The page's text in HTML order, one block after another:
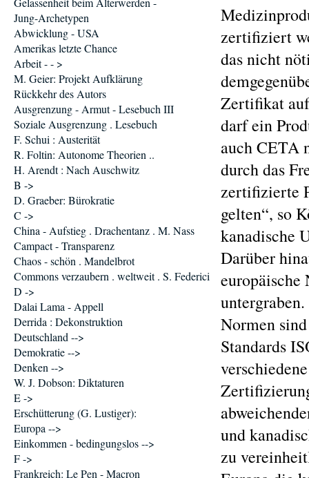
zertifiziert
das nicht
Zertifikat
darf ein
auch CETA
durch das
zertifizierte
gelten“, so
kanadische
Darüber
europäische
Normen
Standards
und
zu
Jung-Archetypen
Abwicklung - USA
Amerikas letzte Chance
Arbeit - - >
M. Geier: Projekt Aufklärung
Rückkehr des Autors
Ausgrenzung - Armut - Lesebuch III
Soziale Ausgrenzung . Lesebuch
F. Schui : Austerität
R. Foltin: Autonome Theorien ..
H. Arendt : Nach Auschwitz
B ->
D. Graeber: Bürokratie
C ->
China - Aufstieg . Drachentanz . M. Nass
Campact - Transparenz
Chaos - schön . Mandelbrot
Commons verzaubern . weltweit . S. Federici
D ->
Dalai Lama - Appell
Derrida : Dekonstruktion
Deutschland -->
Demokratie -->
Denken -->
W. J. Dobson: Diktaturen
E ->
Erschütterung (G. Lustiger):
Europa -->
Einkommen - bedingungslos -->
F ->
Frankreich: Le Pen - Macron